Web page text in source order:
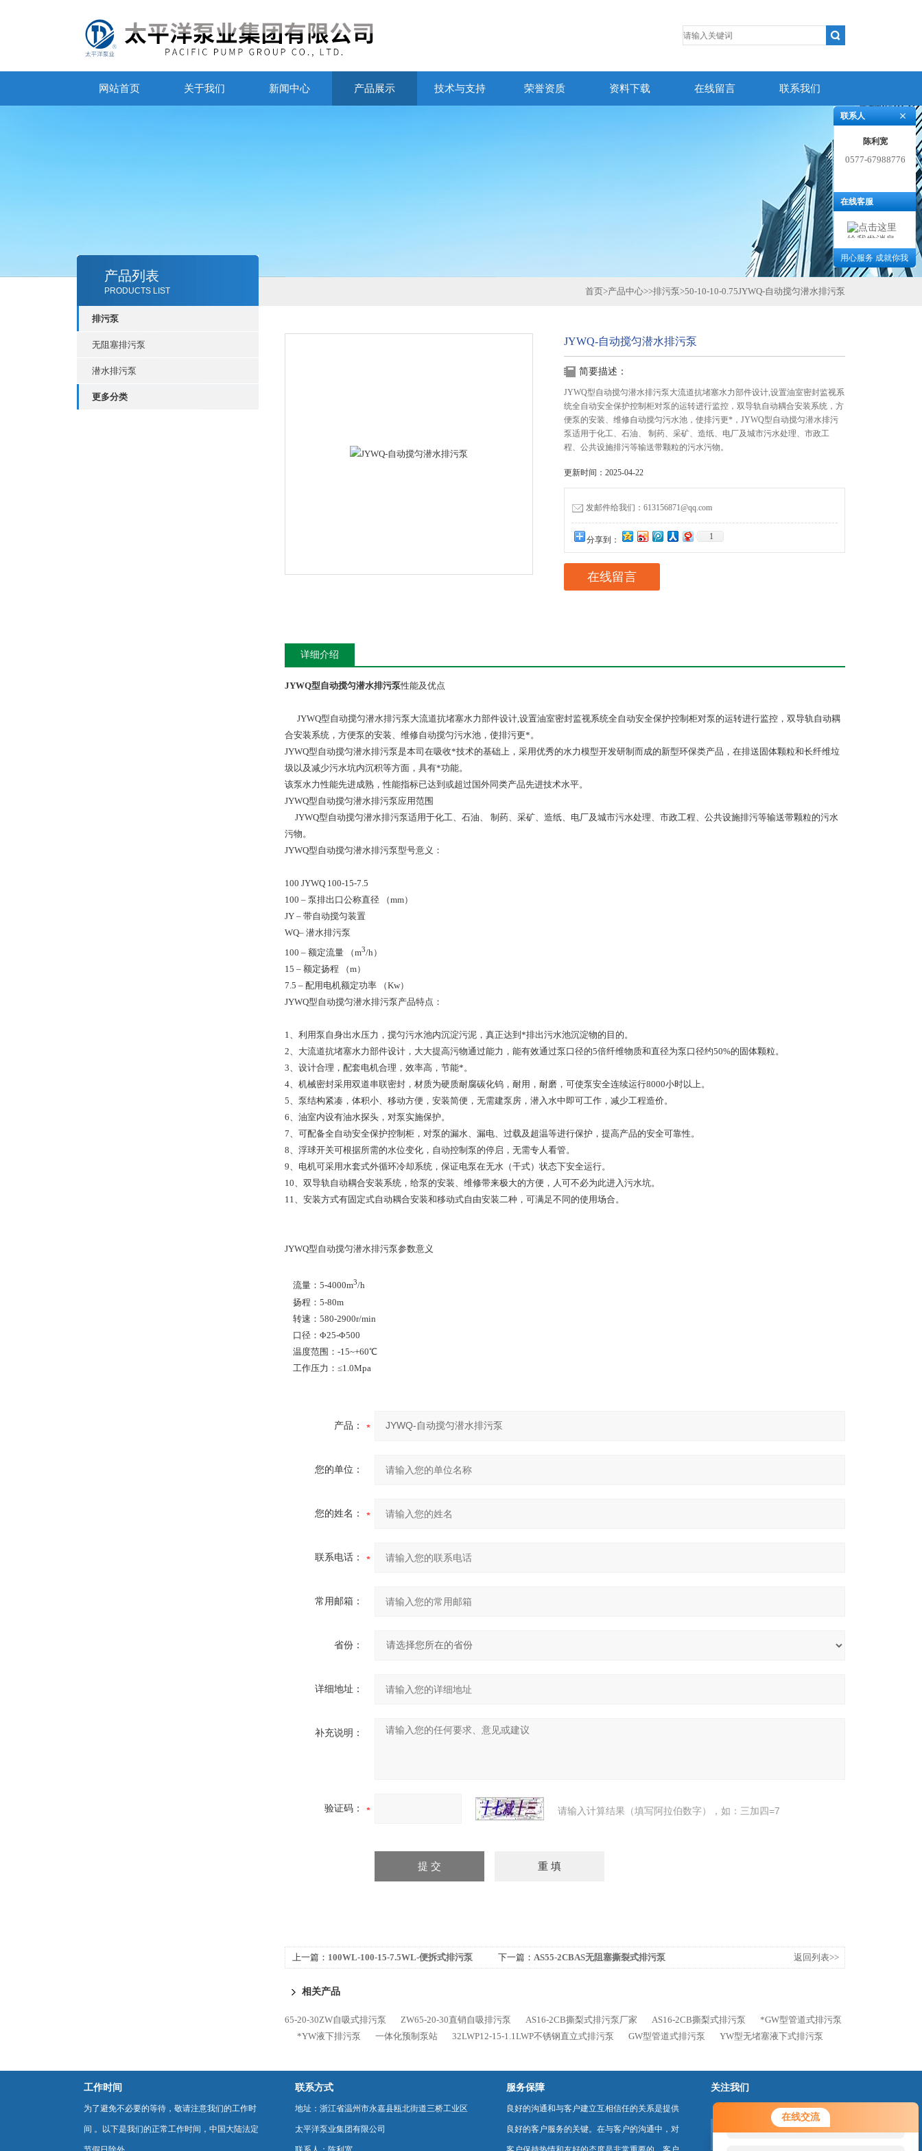
在线交流
您好！欢迎前来咨询，很高兴为您
服务，请问您要咨询什么问题呢？
网站首页 关于我们 新闻中心 产品展示 技术与支持 荣誉资质 资料下载 在线留言 联系我们
产品列表
PRODUCTS LIST
排污泵
无阻塞排污泵
潜水排污泵
更多分类
首页>产品中心>>排污泵>50-10-10-0.75JYWQ-自动搅匀潜水排污泵
JYWQ-自动搅匀潜水排污泵
简要描述：
JYWQ型自动搅匀潜水排污泵大流道抗堵塞水力部件设计,设置油室密封监视系
统全自动安全保护控制柜对泵的运转进行监控，双导轨自动耦合安装系统，方
便泵的安装、维修自动搅匀污水池，使排污更*，JYWQ型自动搅匀潜水排污
泵适用于化工、石油、 制药、采矿、造纸、电厂及城市污水处理、市政工
程、公共设施排污等输送带颗粒的污水污物。
更新时间：2025-04-22
发邮件给我们：613156871@qq.com
分享到： 1
在线留言
详细介绍
JYWQ型自动搅匀潜水排污泵性能及优点
JYWQ型自动搅匀潜水排污泵大流道抗堵塞水力部件设计,设置油室密封监视系统全自动安全保护控制柜对泵的运转进行监控，双导轨自动耦
合安装系统，方便泵的安装、维修自动搅匀污水池，使排污更*。
JYWQ型自动搅匀潜水排污泵是本司在吸收*技术的基础上，采用优秀的水力模型开发研制而成的新型环保类产品，在排送固体颗粒和长纤维垃
圾以及减少污水坑内沉积等方面，具有*功能。
该泵水力性能先进成熟，性能指标已达到或超过国外同类产品先进技术水平。
JYWQ型自动搅匀潜水排污泵应用范围
JYWQ型自动搅匀潜水排污泵适用于化工、石油、 制药、采矿、造纸、电厂及城市污水处理、市政工程、公共设施排污等输送带颗粒的污水
污物。
JYWQ型自动搅匀潜水排污泵型号意义：
100 JYWQ 100-15-7.5
100 – 泵排出口公称直径 （mm）
JY – 带自动搅匀装置
WQ– 潜水排污泵
100 – 额定流量 （m3/h）
15 – 额定扬程 （m）
7.5 – 配用电机额定功率 （Kw）
JYWQ型自动搅匀潜水排污泵产品特点：
1、利用泵自身出水压力，搅匀污水池内沉淀污泥，真正达到*排出污水池沉淀物的目的。
2、大流道抗堵塞水力部件设计，大大提高污物通过能力，能有效通过泵口径的5倍纤维物质和直径为泵口径约50%的固体颗粒。
3、设计合理，配套电机合理，效率高，节能*。
4、机械密封采用双道串联密封，材质为硬质耐腐碳化钨，耐用，耐磨，可使泵安全连续运行8000小时以上。
5、泵结构紧凑，体积小、移动方便，安装简便，无需建泵房，潜入水中即可工作，减少工程造价。
6、油室内设有油水探头，对泵实施保护。
7、可配备全自动安全保护控制柜，对泵的漏水、漏电、过载及超温等进行保护，提高产品的安全可靠性。
8、浮球开关可根据所需的水位变化，自动控制泵的停启，无需专人看管。
9、电机可采用水套式外循环冷却系统，保证电泵在无水（干式）状态下安全运行。
10、双导轨自动耦合安装系统，给泵的安装、维修带来极大的方便，人可不必为此进入污水坑。
11、安装方式有固定式自动耦合安装和移动式自由安装二种，可满足不同的使用场合。
JYWQ型自动搅匀潜水排污泵参数意义
流量：5-4000m3/h
扬程：5-80m
转速：580-2900r/min
口径：Φ25-Φ500
温度范围：-15~+60℃
工作压力：≤1.0Mpa
产品：
您的单位：
您的姓名：
联系电话：
常用邮箱：
省份：
详细地址：
补充说明：
验证码： 请输入计算结果（填写阿拉伯数字），如：三加四=7
上一篇： 100WL-100-15-7.5WL-便拆式排污泵 下一篇： AS55-2CBAS无阻塞撕裂式排污泵 返回列表>>
相关产品
65-20-30ZW自吸式排污泵 ZW65-20-30直销自吸排污泵 AS16-2CB撕梨式排污泵厂家 AS16-2CB撕梨式排污泵
*GW型管道式排污泵
*YW液下排污泵
一体化预制泵站 32LWP12-15-1.1LWP不锈钢直立式排污泵 GW型管道式排污泵 YW型无堵塞液下式排污泵
工作时间
为了避免不必要的等待，敬请注意我们的工作时
间 。以下是我们的正常工作时间，中国大陆法定
联系方式
地址：浙江省温州市永嘉县瓯北街道三桥工业区
太平洋泵业集团有限公司
服务保障
良好的沟通和与客户建立互相信任的关系是提供
良好的客户服务的关键。在与客户的沟通中，对
关注我们
联系人
陈利宽
0577-67988776
在线客服
用心服务 成就你我